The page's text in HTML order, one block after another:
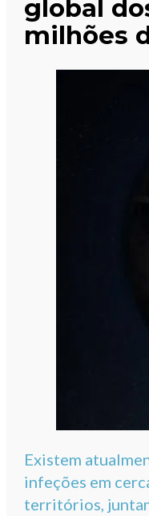
global
milhões
Existem
infeções em
territórios,